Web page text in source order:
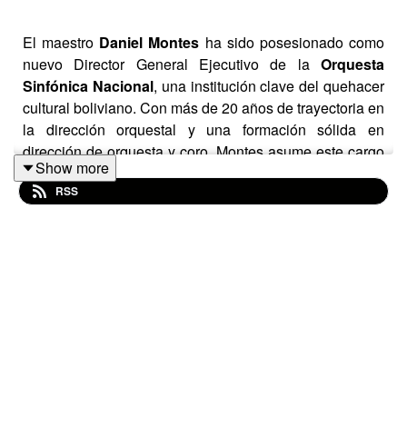
El maestro Daniel Montes ha sido posesionado como
nuevo Director General Ejecutivo de la Orquesta
Sinfónica Nacional, una institución clave del quehacer
cultural boliviano. Con más de 20 años de trayectoria en
la dirección orquestal y una formación sólida en
dirección de orquesta y coro, Montes asume este cargo
en un momento decisivo, rumbo a las celebraciones del
Bicentenario. Conversamos con él para conocer mejor
Show more
RSS